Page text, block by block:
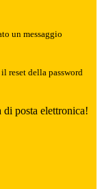
un messaggio
reset della password
posta elettronica!